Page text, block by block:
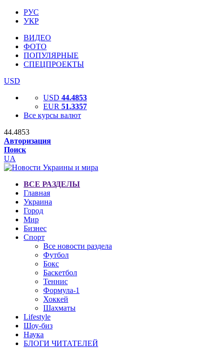
РУС
УКР
ВИДЕО
ФОТО
ПОПУЛЯРНЫЕ
СПЕЦПРОЕКТЫ
USD
USD 44.4853
EUR 51.3357
Все курсы валют
44.4853
Авторизация
Поиск
UA
ВСЕ РАЗДЕЛЫ
Главная
Украина
Город
Мир
Бизнес
Спорт
Все новости раздела
Футбол
Бокс
Баскетбол
Теннис
Формула-1
Хоккей
Шахматы
Lifestyle
Шоу-биз
Наука
БЛОГИ ЧИТАТЕЛЕЙ